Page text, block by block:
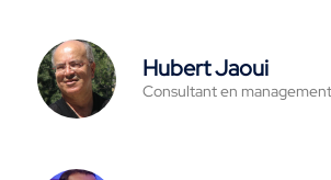
Hubert Jaoui
Consultant en